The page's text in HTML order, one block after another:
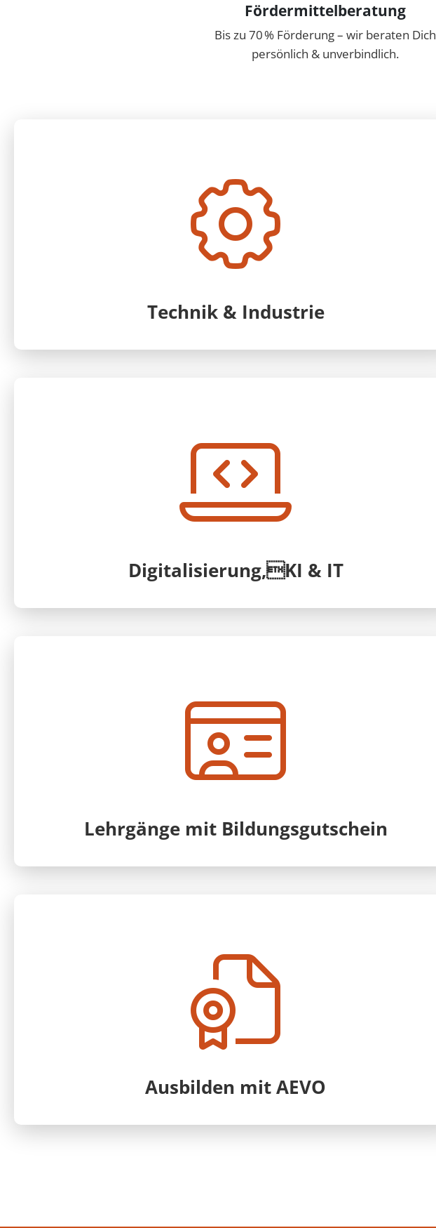
Fördermittelberatung
Bis zu 70 % Förderung – wir beraten Dich
persönlich & unverbindlich.
Technik & Industrie
Digitalisierung,KI & IT
Lehrgänge mit Bildungsgutschein
Ausbilden mit AEVO